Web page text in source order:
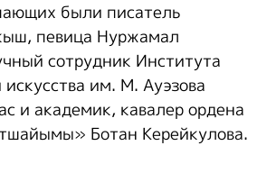
были писатель
певица Нуржамал
сотрудник Института
им. М. Ауэзова
и академик, кавалер ордена
Ботан Керейкулова.